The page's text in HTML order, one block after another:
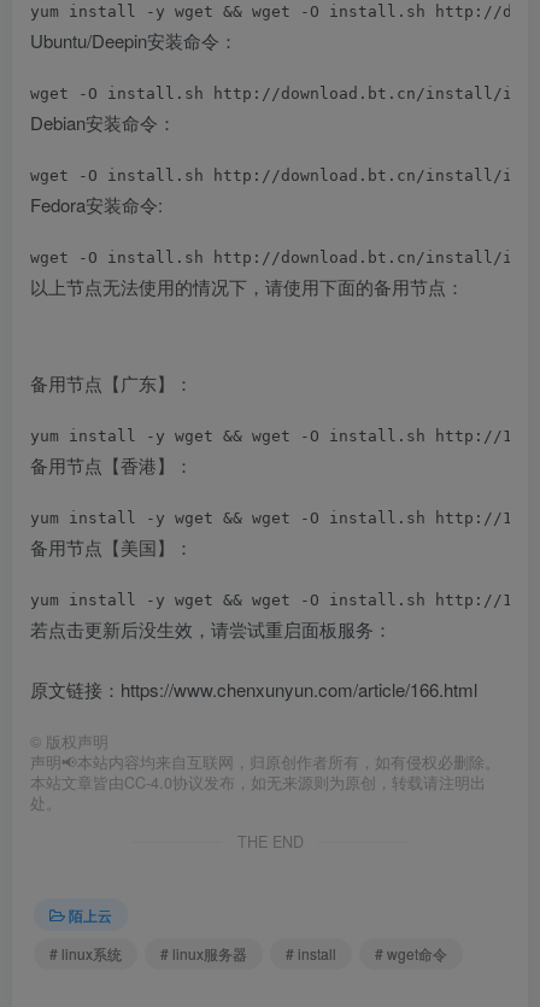
yum install -y wget && wget -O install.sh http://
Ubuntu/Deepin安装命令：
wget -O install.sh http://download.bt.cn/install/
Debian安装命令：
wget -O install.sh http://download.bt.cn/install/
Fedora安装命令:
wget -O install.sh http://download.bt.cn/install/
以上节点无法使用的情况下，请使用下面的备用节点：
备用节点【广东】：
yum install -y wget && wget -O install.sh http://
备用节点【香港】：
yum install -y wget && wget -O install.sh http://
备用节点【美国】：
yum install -y wget && wget -O install.sh http://
若点击更新后没生效，请尝试重启面板服务：
原文链接：https://www.chenxunyun.com/article/166.html
© 版权声明
声明📢本站内容均来自互联网，归原创作者所有，如有侵权必删除。
本站文章皆由CC-4.0协议发布，如无来源则为原创，转载请注明出
处。
THE END
陌上云
# linux系统
# linux服务器 # install # wget命令